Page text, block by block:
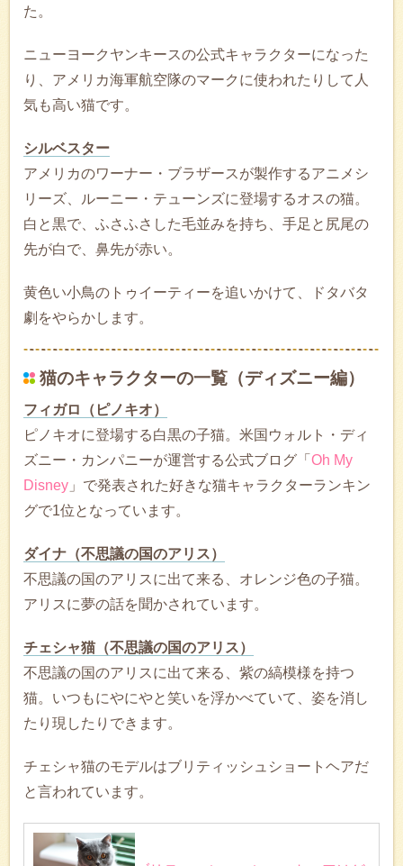
た。
ニューヨークヤンキースの公式キャラクターになった
り、アメリカ海軍航空隊のマークに使われたりして人
気も高い猫です。
シルベスター
アメリカのワーナー・ブラザースが製作するアニメシ
リーズ、ルーニー・テューンズに登場するオスの猫。
白と黒で、ふさふさした毛並みを持ち、手足と尻尾の
先が白で、鼻先が赤い。
黄色い小鳥のトゥイーティーを追いかけて、ドタバタ
劇をやらかします。
猫のキャラクターの一覧（ディズニー編）
フィガロ（ピノキオ）
ピノキオに登場する白黒の子猫。米国ウォルト・ディ
ズニー・カンパニーが運営する公式ブログ「 Oh My
Disney 」で発表された好きな猫キャラクターランキン
グで1位となっています。
ダイナ（不思議の国のアリス）
不思議の国のアリスに出て来る、オレンジ色の子猫。
アリスに夢の話を聞かされています。
チェシャ猫（不思議の国のアリス）
不思議の国のアリスに出て来る、紫の縞模様を持つ
猫。いつもにやにやと笑いを浮かべていて、姿を消し
たり現したりできます。
チェシャ猫のモデルはブリティッシュショートヘアだ
と言われています。